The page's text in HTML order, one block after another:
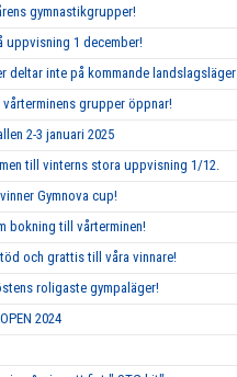
gymnastikgrupper!
uppvisning 1 december!
deltar inte på kommande landslagsläger
grupper öppnar!
2-3 januari 2025
till vinterns stora uppvisning 1/12.
Gymnova cup!
bokning till vårterminen!
och grattis till våra vinnare!
roligaste gympaläger!
2024